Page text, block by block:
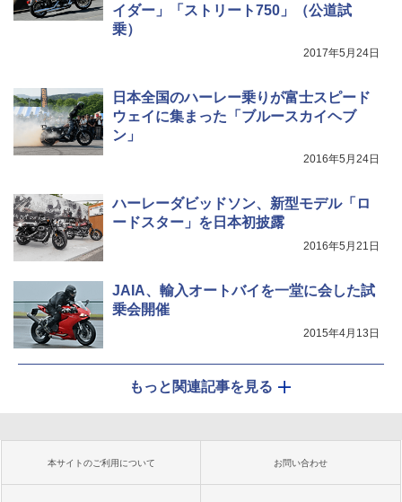
イダー」「ストリート750」（公道試
乗）
2017年5月24日
日本全国のハーレー乗りが富士スピード
ウェイに集まった「ブルースカイヘブ
ン」
2016年5月24日
ハーレーダビッドソン、新型モデル「ロ
ードスター」を日本初披露
2016年5月21日
JAIA、輸入オートバイを一堂に会した試
乗会開催
2015年4月13日
もっと関連記事を見る
本サイトのご利用について お問い合わせ